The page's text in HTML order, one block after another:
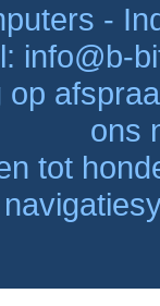
-
info@b-
ons
tot